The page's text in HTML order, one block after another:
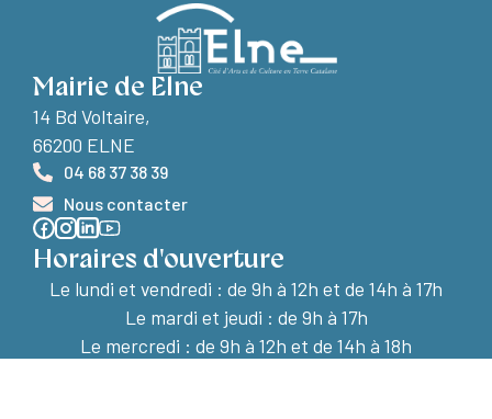
Mairie de Elne
14 Bd Voltaire,
66200 ELNE
04 68 37 38 39
Nous contacter
Horaires d'ouverture
Le lundi et vendredi : de 9h à 12h et de 14h à 17h
Le mardi et jeudi : de 9h à 17h
Le mercredi : de 9h à 12h et de 14h à 18h